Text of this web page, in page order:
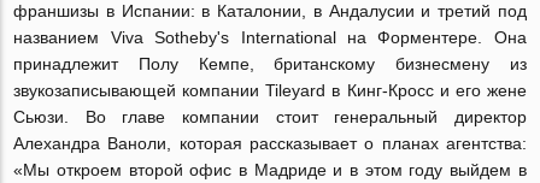
франшизы в Испании: в Каталонии, в Андалусии и третий под
названием Viva Sotheby's International на Форментере. Она
принадлежит Полу Кемпе, британскому бизнесмену из
звукозаписывающей компании Tileyard в Кинг-Кросс и его жене
Сьюзи. Во главе компании стоит генеральный директор
Алехандра Ваноли, которая рассказывает о планах агентства:
«Мы откроем второй офис в Мадриде и в этом году выйдем в